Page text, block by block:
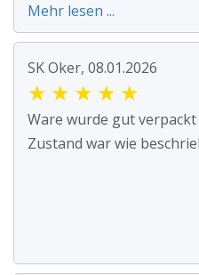
Mehr lesen ...
SK Oker, 08.01.2026
★ ★ ★ ★ ★
Ware wurde gut
Zustand war wie